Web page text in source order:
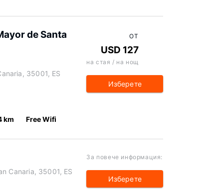
de Santa
35001, ES
km Free Wifi
ОТ
USD 127
на стая / на нощ
Изберете
Canaria, 35001, ES
За повече информация:
Изберете